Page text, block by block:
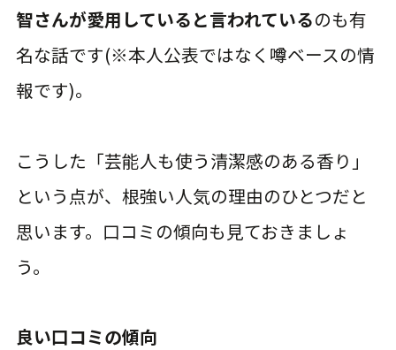
智さんが愛用していると言われているのも有
名な話です(※本人公表ではなく噂ベースの情
報です)。
こうした「芸能人も使う清潔感のある香り」
という点が、根強い人気の理由のひとつだと
思います。口コミの傾向も見ておきましょ
う。
良い口コミの傾向